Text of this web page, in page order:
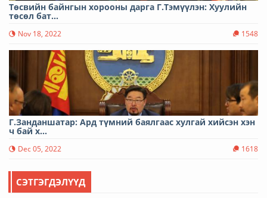
Төсвийн байнгын хорооны дарга Г.Тэмүүлэн: Хуулийн
төсөл бат...
Nov 18, 2022 1548
Г.Занданшатар: Ард түмний баялгаас хулгай хийсэн хэн
ч бай х...
Dec 05, 2022 1618
СЭТГЭГДЭЛҮҮД